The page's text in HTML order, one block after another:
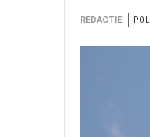
REDACTIE